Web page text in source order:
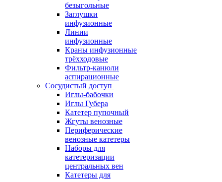
безыгольные
Заглушки
инфузионные
Линии
инфузионные
Краны инфузионные
трёхходовые
Фильтр-канюли
аспирационные
Сосудистый доступ
Иглы-бабочки
Иглы Губера
Катетер пупочный
Жгуты венозные
Периферические
венозные катетеры
Наборы для
катетеризации
центральных вен
Катетеры для